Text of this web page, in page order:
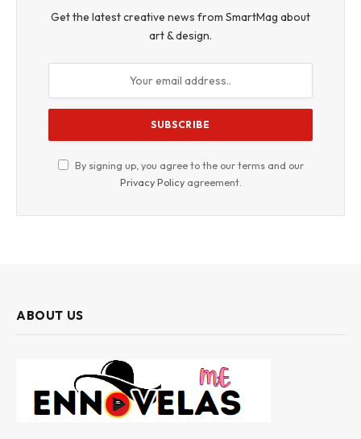
Get the latest creative news from SmartMag about
art & design.
By signing up, you agree to the our terms and our
Privacy Policyagreement.
ABOUT US